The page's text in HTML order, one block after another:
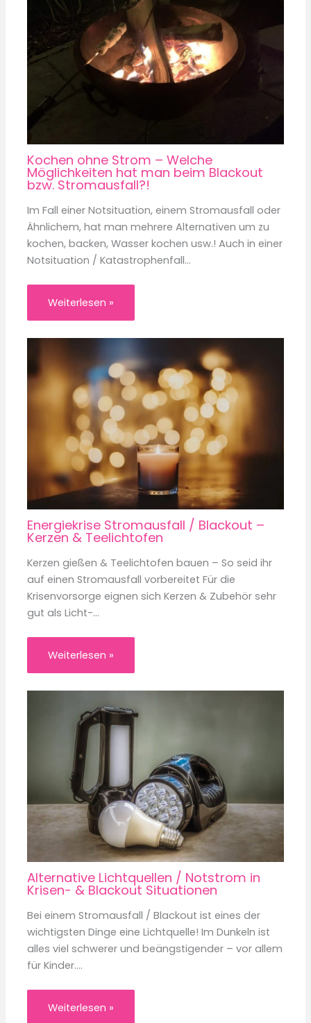
Kochen ohne Strom – Welche
Möglichkeiten hat man beim Blackout
bzw. Stromausfall?!
Im Fall einer Notsituation, einem Stromausfall oder
Ähnlichem, hat man mehrere Alternativen um zu
kochen, backen, Wasser kochen usw.! Auch in einer
Notsituation / Katastrophenfall…
Weiterlesen »
Energiekrise Stromausfall / Blackout –
Kerzen & Teelichtofen
Kerzen gießen & Teelichtofen bauen – So seid ihr
auf einen Stromausfall vorbereitet Für die
Krisenvorsorge eignen sich Kerzen & Zubehör sehr
gut als Licht-…
Weiterlesen »
Alternative Lichtquellen / Notstrom in
Krisen- & Blackout Situationen
Bei einem Stromausfall / Blackout ist eines der
wichtigsten Dinge eine Lichtquelle! Im Dunkeln ist
alles viel schwerer und beängstigender – vor allem
für Kinder.…
Weiterlesen »